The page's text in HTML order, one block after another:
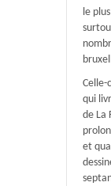
le
Celle-
qui
de La
et